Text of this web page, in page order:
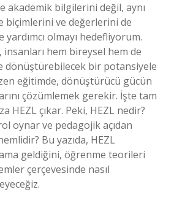
akademik bilgilerini değil, aynı
biçimlerini ve değerlerini de
olmayı hedefliyorum.
hem bireysel hem de
dönüştürebilecek bir potansiyele
eğitimde, dönüştürücü gücün
çözümlemek gerekir. İşte tam
HEZL çıkar. Peki, HEZL nedir?
oynar ve pedagojik açıdan
Bu yazıda, HEZL
geldiğini, öğrenme teorileri
çerçevesinde nasıl